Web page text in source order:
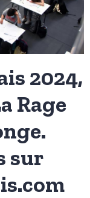
2024,
Rage
sur